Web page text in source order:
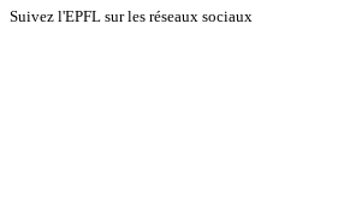
Suivez l'EPFL sur les réseaux sociaux